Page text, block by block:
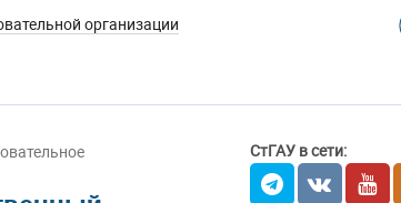
организации
СтГАУ в сети: